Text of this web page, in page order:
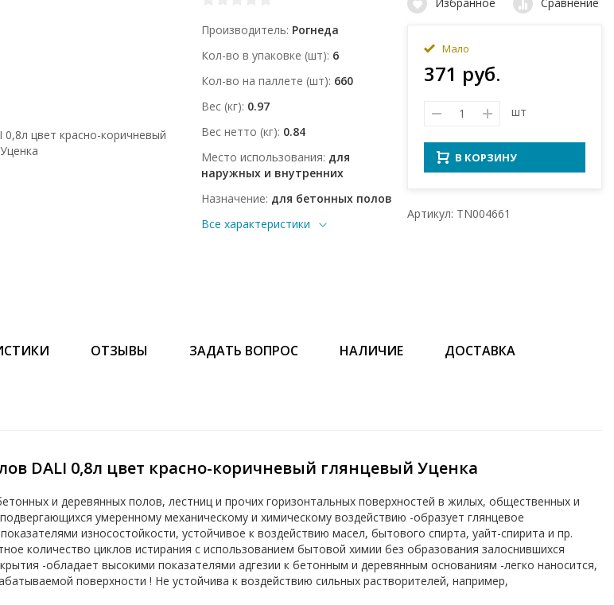
Производитель Рогнеда
Кол-во в упаковке (шт) 6
Кол-во на паллете (шт) 660
Вес (кг) 0.97
Вес нетто (кг) 0.84
Место использования для
наружных и внутренних
Назначение для бетонных полов
Все характеристики
Мало
371 руб.
шт
В КОРЗИНУ
Артикул: TN004661
ОТЗЫВЫ ЗАДАТЬ ВОПРОС НАЛИЧИЕ ДОСТАВКА
DALI 0,8л цвет красно-коричневый глянцевый Уценка
и деревянных полов, лестниц и прочих горизонтальных поверхностей в жилых, общественных и
умеренному механическому и химическому воздействию -образует глянцевое
износостойкости, устойчивое к воздействию масел, бытового спирта, уайт-спирита и пр.
количество циклов истирания с использованием бытовой химии без образования залоснившихся
-обладает высокими показателями адгезии к бетонным и деревянным основаниям -легко наносится,
поверхности ! Не устойчива к воздействию сильных растворителей, например,